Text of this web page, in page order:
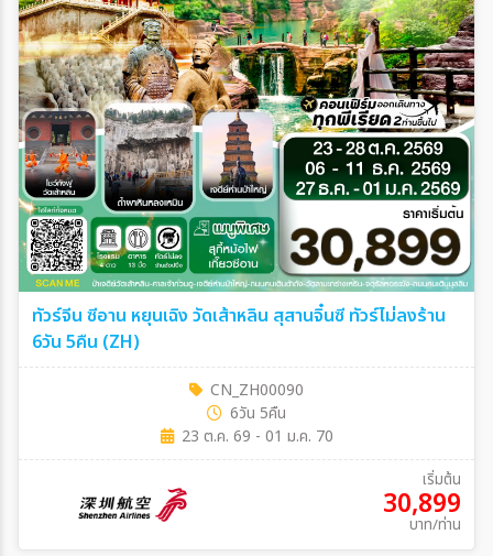
ทัวร์จีน ซีอาน หยุนเฉิง วัดเส้าหลิน สุสานจิ๋นซี ทัวร์ไม่ลงร้าน
6วัน 5คืน (ZH)
CN_ZH00090
6วัน 5คืน
23 ต.ค. 69 - 01 ม.ค. 70
เริ่มต้น
30,899
บาท/ท่าน